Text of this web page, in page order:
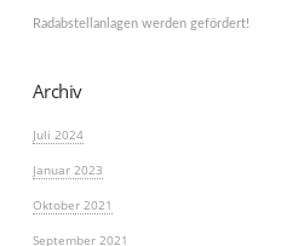
Radabstellanlagen werden gefördert!
Archiv
Juli 2024
Januar 2023
Oktober 2021
September 2021